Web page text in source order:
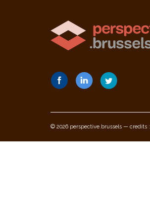
© 2026 perspective.brussels — credits :